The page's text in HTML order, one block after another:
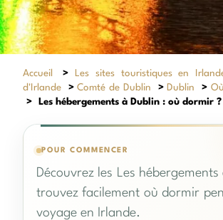
Accueil > Les sites touristiques en
d'Irlande
>Comté de Dublin > Dublin >
>
Les hébergements à Dublin : où dormir ?
POUR COMMENCER
Découvrez les Les
trouvez facilement où dormir
voyage en Irlande.